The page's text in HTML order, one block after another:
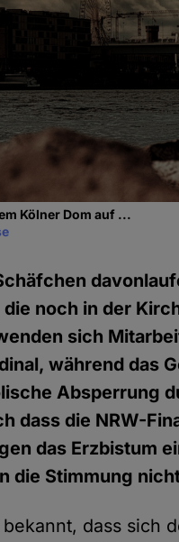
Kölner Dom auf ...
noch in der
sich
während das
Absperrung
dass die NRW-
das Erzbistum
die Stimmung
dass sich